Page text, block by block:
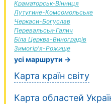
Краматорськ-Вінниця
Лутугине-Комсомольське
Черкаси-Богуслав
Перевальськ-Галич
Біла Церква-Виноградів
Зимогір'я-Рожище
усі маршрути →
Карта країн світу
Карта областей